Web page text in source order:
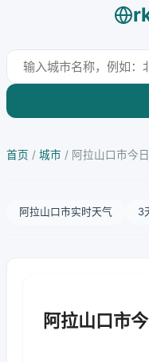
首页 / 城市 / 阿拉山口市今
阿拉山口市实时天气 3
阿拉山口市